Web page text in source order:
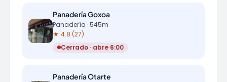
Panadería Goxoa
Panadería · 545m
★ 4.8 (27)
Cerrado · abre 6:00
Panadería Otarte